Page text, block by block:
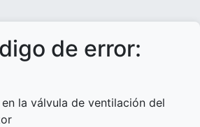
de error:
en la válvula de ventilación del